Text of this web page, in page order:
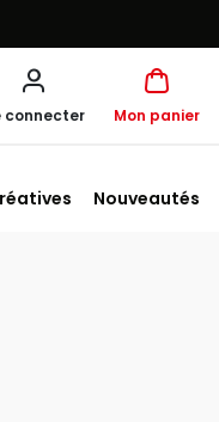
connecter Mon panier
Nouveautés